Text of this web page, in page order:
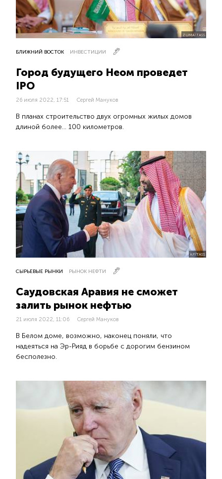
ZUMA\TASS
БЛИЖНИЙ ВОСТОК ИНВЕСТИЦИИ
Город будущего Неом проведет
IPO
26 июля 2022, 17:51 Сергей Мануков
В планах строительство двух огромных жилых домов
длиной более… 100 километров.
AP/TASS
СЫРЬЕВЫЕ РЫНКИ РЫНОК НЕФТИ
Саудовская Аравия не сможет
залить рынок нефтью
21 июля 2022, 11:06 Сергей Мануков
В Белом доме, возможно, наконец поняли, что
надеяться на Эр-Рияд в борьбе с дорогим бензином
бесполезно.